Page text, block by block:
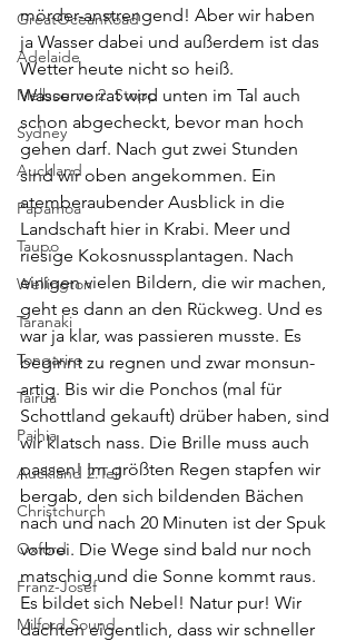
GreatOceanRoad
Adelaide
Melbourne 2. Stopp
Sydney
Auckland
Papamoa
Taupo
Wellington
Taranaki
Tongariro
Tairua
Paihia
Auckland 2.Teil
Christchurch
Oxford
Franz-Josef
Milford Sound
mörder-anstrengend! Aber wir haben
ja Wasser dabei und außerdem ist das
Wetter heute nicht so heiß.
Wasservorrat wird unten im Tal auch
schon abgecheckt, bevor man hoch
gehen darf. Nach gut zwei Stunden
sind wir oben angekommen. Ein
atemberaubender Ausblick in die
Landschaft hier in Krabi. Meer und
riesige Kokosnussplantagen. Nach
einigen vielen Bildern, die wir machen,
geht es dann an den Rückweg. Und es
war ja klar, was passieren musste. Es
beginnt zu regnen und zwar monsun-
artig. Bis wir die Ponchos (mal für
Schottland gekauft) drüber haben, sind
wir klatsch nass. Die Brille muss auch
passen! Im größten Regen stapfen wir
bergab, den sich bildenden Bächen
nach und nach 20 Minuten ist der Spuk
vorbei. Die Wege sind bald nur noch
matschig und die Sonne kommt raus.
Es bildet sich Nebel! Natur pur! Wir
dachten eigentlich, dass wir schneller